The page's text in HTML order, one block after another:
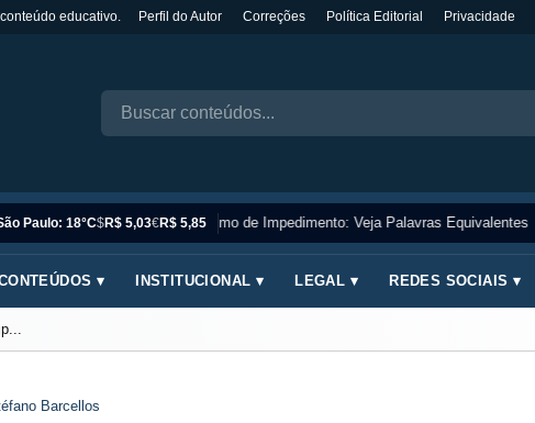
educativo. Perfil do Autor Correções Política Editorial Privacidade
Paulo: 18°C$R$ 5,03€R$ 5,85
Sinônimo de Impedimento: Veja Palavras Equivalentes
▾ INSTITUCIONAL ▾ LEGAL ▾ REDES SOCIAIS ▾
Barcellos